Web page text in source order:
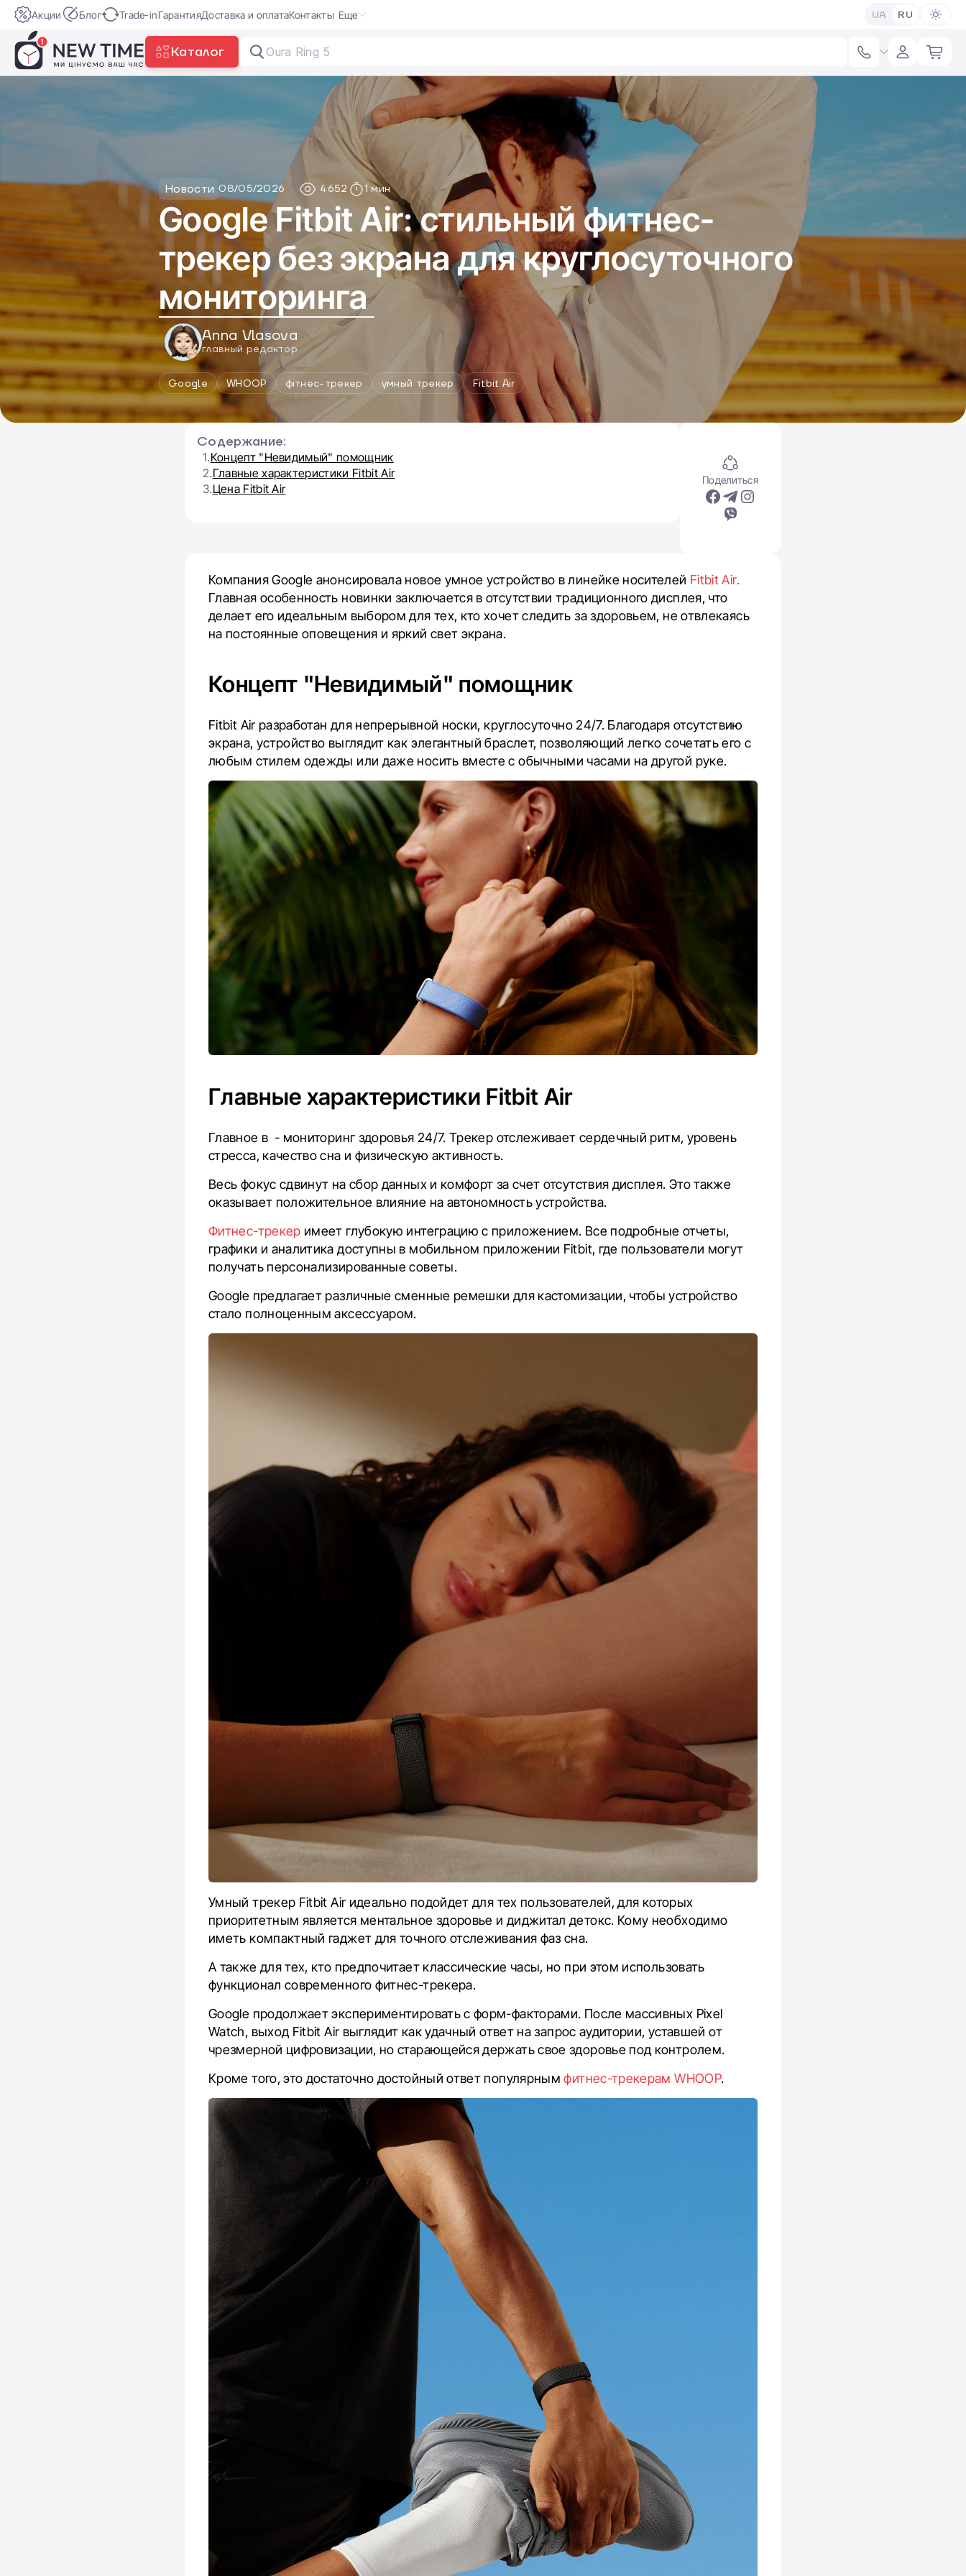
Акции Блог Trade-inГарантияДоставка и оплатаКонтакты Еще UA RU
Каталог
Новости 08/05/2026 4652 1 мин
Google Fitbit Air: стильный фитнес-
трекер без экрана для круглосуточного
мониторинга
Anna Vlasova
главный редактор
Google WHOOP фітнес-трекер умный трекер Fitbit Air
Поделиться
Компания Google анонсировала новое умное устройство в линейке носителей Fitbit Air.
Главная особенность новинки заключается в отсутствии традиционного дисплея, что
делает его идеальным выбором для тех, кто хочет следить за здоровьем, не отвлекаясь
на постоянные оповещения и яркий свет экрана.
Концепт "Невидимый" помощник
Fitbit Air разработан для непрерывной носки, круглосуточно 24/7. Благодаря отсутствию
экрана, устройство выглядит как элегантный браслет, позволяющий легко сочетать его с
любым стилем одежды или даже носить вместе с обычными часами на другой руке.
Главные характеристики Fitbit Air
Главное в - мониторинг здоровья 24/7. Трекер отслеживает сердечный ритм, уровень
стресса, качество сна и физическую активность.
Весь фокус сдвинут на сбор данных и комфорт за счет отсутствия дисплея. Это также
оказывает положительное влияние на автономность устройства.
Фитнес-трекер имеет глубокую интеграцию с приложением. Все подробные отчеты,
графики и аналитика доступны в мобильном приложении Fitbit, где пользователи могут
получать персонализированные советы.
Google предлагает различные сменные ремешки для кастомизации, чтобы устройство
стало полноценным аксессуаром.
Умный трекер Fitbit Air идеально подойдет для тех пользователей, для которых
приоритетным является ментальное здоровье и диджитал детокс. Кому необходимо
иметь компактный гаджет для точного отслеживания фаз сна.
А также для тех, кто предпочитает классические часы, но при этом использовать
функционал современного фитнес-трекера.
Google продолжает экспериментировать с форм-факторами. После массивных Pixel
Watch, выход Fitbit Air выглядит как удачный ответ на запрос аудитории, уставшей от
чрезмерной цифровизации, но старающейся держать свое здоровье под контролем.
Кроме того, это достаточно достойный ответ популярнымфитнес-трекерам WHOOP.
Содержание:
1.Концепт "Невидимый" помощник
2.Главные характеристики Fitbit Air
3.Цена Fitbit Air